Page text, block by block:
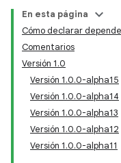
En esta página
Cómo declarar
Comentarios
Versión 1.0
Versión 1.0.0-alpha15
Versión 1.0.0-alpha14
Versión 1.0.0-alpha13
Versión 1.0.0-alpha12
Versión 1.0.0-alpha11